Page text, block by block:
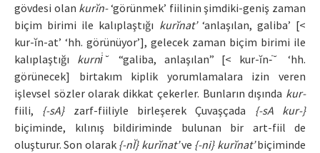
gövdesi olan kurĭn-‘görünmek’ fiilinin şimdiki-geniş zaman
biçim birimi ile kalıplaştığı kurĭnat’‘anlaşılan, galiba’ [<
kur-ĭn-at’ ‘hh. görünüyor’], gelecek zaman biçim birimi ile
kalıplaştığı kurni̇ ̆
“galiba, anlaşılan” [< kur-ĭn-̇ ̆ ‘hh.
görünecek] birtakım kiplik yorumlamalara izin veren
işlevsel sözler olarak dikkat çekerler. Bunların dışında kur-
fiili, {-sA}zarf-fiiliyle birleşerek Çuvaşçada {-sA kur-}
biçiminde, kılınış bildiriminde bulunan bir art-fiil de
oluşturur. Son olarak {-nĬ} kurĭnat’ve {-ni} kurĭnat’biçiminde